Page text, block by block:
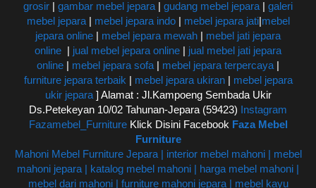
grosir | gambar mebel jepara | gudang mebel jepara | galeri
mebel jepara| mebel jepara indo| mebel jepara jati|mebel
jepara online | mebel jepara mewah | mebel jati jepara
online | jual mebel jepara online | jual mebel jati jepara
online | mebel jepara sofa | mebel jepara terpercaya |
furniture jepara terbaik | mebel jepara ukiran| mebel jepara
ukir jepara ] Alamat : Jl.Kampoeng Sembada Ukir
Ds.Petekeyan 10/02 Tahunan-Jepara (59423) Instagram
Fazamebel_FurnitureKlick Disini Facebook Faza Mebel
Furniture
Mahoni Mebel Furniture Jepara | interior mebel mahoni | mebel
mahoni jepara | katalog mebel mahoni | harga mebel mahoni |
mebel dari mahoni | furniture mahoni jepara | mebel kayu